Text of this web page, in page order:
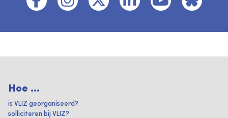
Hoe ...
is VLIZ georganiseerd?
solliciteren bij VLIZ?